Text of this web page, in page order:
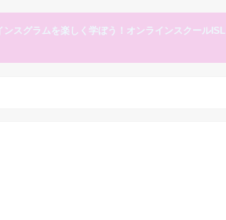
ンスグラムを楽しく学ぼう！オンラインスクールISL